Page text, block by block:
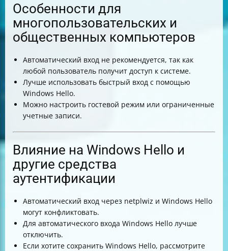
Особенности для
многопользовательских и
общественных компьютеров
Автоматический вход не рекомендуется, так как
любой пользователь получит доступ к системе.
Лучше использовать быстрый вход с помощью
Windows Hello.
Можно настроить гостевой режим или ограниченные
учетные записи.
Влияние на Windows Hello и
другие средства
аутентификации
Автоматический вход через netplwiz и Windows Hello
могут конфликтовать.
Для автоматического входа Windows Hello лучше
отключить.
Если хотите сохранить Windows Hello, рассмотрите